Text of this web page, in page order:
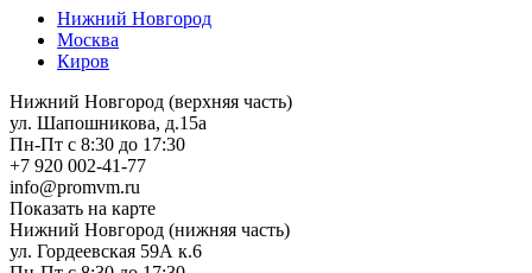
Нижний Новгород
Москва
Киров
Нижний Новгород (верхняя часть)
ул. Шапошникова, д.15а
Пн-Пт с 8:30 до 17:30
+7 920 002-41-77
info@promvm.ru
Показать на карте
Нижний Новгород (нижняя часть)
ул. Гордеевская 59А к.6